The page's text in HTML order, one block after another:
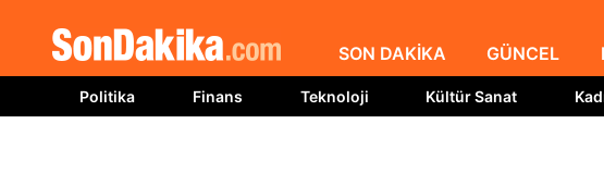
SON DAKİKA GÜNCEL
Politika Finans Teknoloji Kültür Sanat